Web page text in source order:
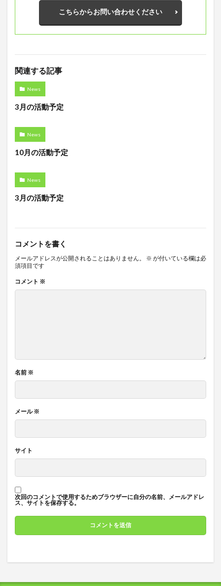
こちらからお問い合わせください
関連する記事
News
3月の活動予定
News
10月の活動予定
News
3月の活動予定
コメントを書く
メールアドレスが公開されることはありません。 ※ が付いている欄は必
須項目です
コメント ※
名前 ※
メール※
サイト
次回のコメントで使用するためブラウザーに自分の名前、メールアドレ
ス、サイトを保存する。